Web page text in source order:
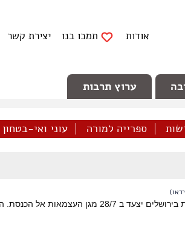
אודות תמכו בנו יצירת קשר
ערוץ תרבות
ספרייה למורה עוני ואי-בטחון
המאבקים החברתיים, שפועלים למען רווחת הציבור, בידיים שלכם.